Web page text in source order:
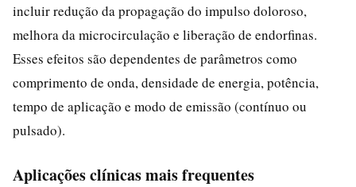
incluir redução da propagação do impulso doloroso,
melhora da microcirculação e liberação de endorfinas.
Esses efeitos são dependentes de parâmetros como
comprimento de onda, densidade de energia, potência,
tempo de aplicação e modo de emissão (contínuo ou
pulsado).
Aplicações clínicas mais frequentes